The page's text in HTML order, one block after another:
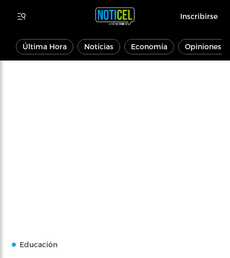
Inscribirse
Última Hora Noticias Economía Opiniones
Educación